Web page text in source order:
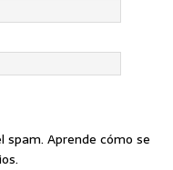
spam. Aprende cómo se
.